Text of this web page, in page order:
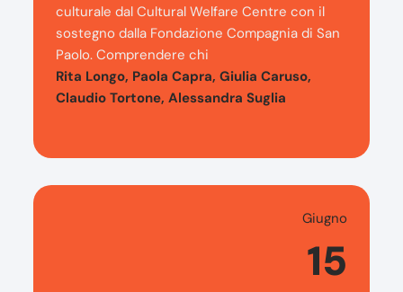
culturale dal Cultural Welfare Centre con il
sostegno dalla Fondazione Compagnia di San
Paolo. Comprendere chi
Rita Longo, Paola Capra, Giulia Caruso,
Claudio Tortone, Alessandra Suglia
Giugno
15